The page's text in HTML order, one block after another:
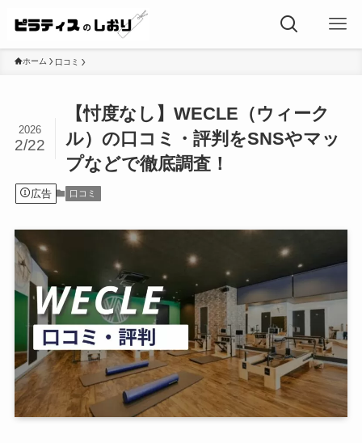
ホーム 口コミ
【忖度なし】WECLE（ウィーク
ル）の口コミ・評判をSNSやマッ
プなどで徹底調査！
2026
2/22
広告 口コミ